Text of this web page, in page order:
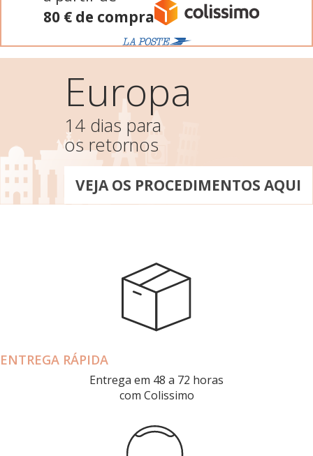
80 € de compra
Europa
14 dias para
os retornos
VEJA OS PROCEDIMENTOS AQUI
ENTREGA RÁPIDA
Entrega em 48 a 72 horas
com Colissimo